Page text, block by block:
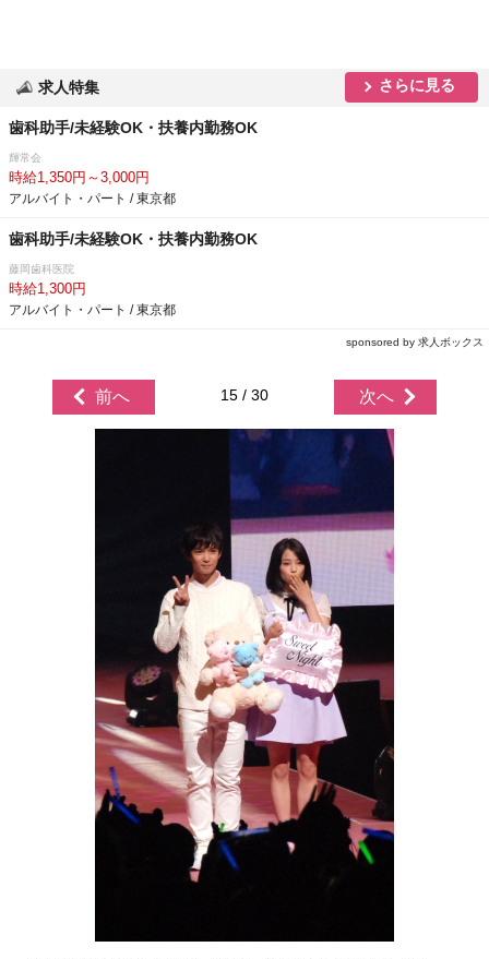
求人特集 さらに見る
歯科助手/未経験OK・扶養内勤務OK
輝常会
時給1,350円～3,000円
アルバイト・パート / 東京都
歯科助手/未経験OK・扶養内勤務OK
藤岡歯科医院
時給1,300円
アルバイト・パート / 東京都
sponsored by 求人ボックス
前へ 15 / 30 次へ